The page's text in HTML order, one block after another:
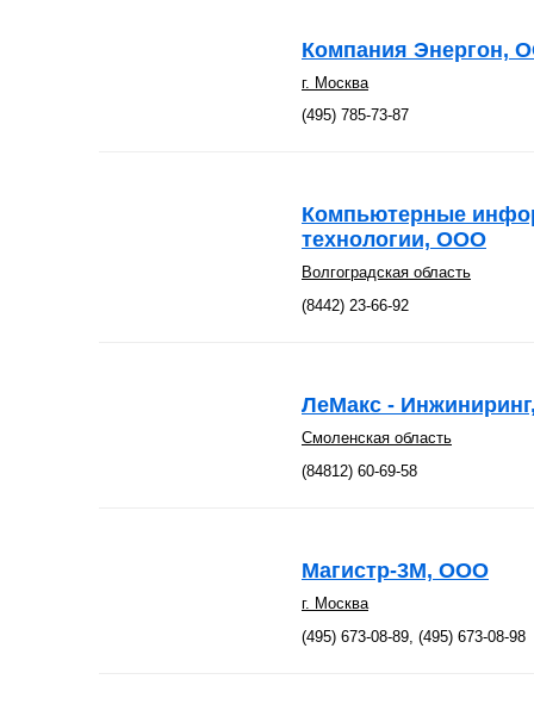
Компания Энергон,
г. Москва
(495) 785-73-87
Компьютерные
технологии, ООО
Волгоградская область
(8442) 23-66-92
ЛеМакс -
Смоленская область
(84812) 60-69-58
Магистр-3М, ООО
г. Москва
(495) 673-08-89, (495) 673-08-98